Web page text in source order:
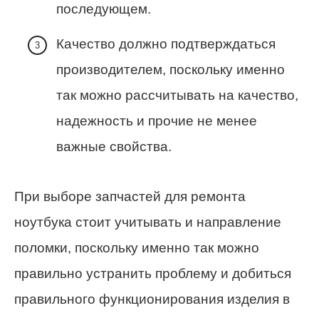
последующем.
Качество должно подтверждаться
производителем, поскольку именно
так можно рассчитывать на качество,
надежность и прочие не менее
важные свойства.
При выборе запчастей для ремонта
ноутбука стоит учитывать и направление
поломки, поскольку именно так можно
правильно устранить проблему и добиться
правильного функционирования изделия в